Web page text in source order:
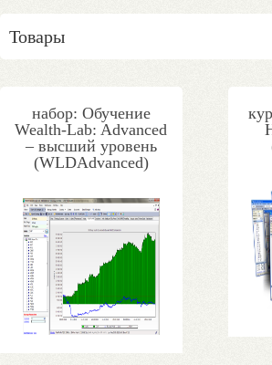
Товары
набор: Обучение
Wealth-Lab: Advanced
– высший уровень
(WLDAdvanced)